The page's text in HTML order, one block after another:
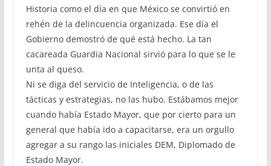
Historia como el día en que México se convirtió en
rehén de la delincuencia organizada. Ese día el
Gobierno demostró de qué está hecho. La tan
cacareada Guardia Nacional sirvió para lo que se le
unta al queso.
Ni se diga del servicio de Inteligencia, o de las
tácticas y estrategias, no las hubo. Estábamos mejor
cuando había Estado Mayor, que por cierto para un
general que había ido a capacitarse, era un orgullo
agregar a su rango las iniciales DEM, Diplomado de
Estado Mayor.